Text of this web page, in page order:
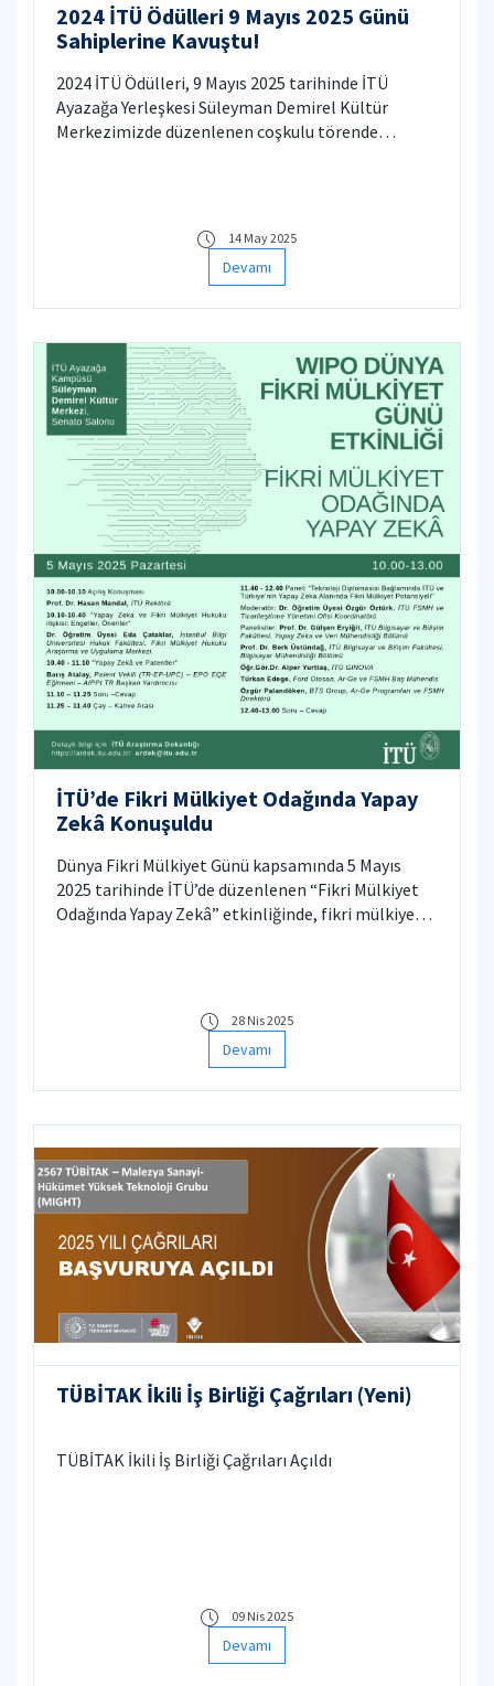
2024 İTÜ Ödülleri 9 Mayıs 2025 Günü
Sahiplerine Kavuştu!
2024 İTÜ Ödülleri, 9 Mayıs 2025 tarihinde İTÜ
Ayazağa Yerleşkesi Süleyman Demirel Kültür
Merkezimizde düzenlenen coşkulu törende
14 May 2025
Devamı
İTÜ’de Fikri Mülkiyet Odağında Yapay
Zekâ Konuşuldu
Dünya Fikri Mülkiyet Günü kapsamında 5 Mayıs
2025 tarihinde İTÜ’de düzenlenen “Fikri Mülkiyet
Odağında Yapay Zekâ” etkinliğinde, fikri mülkiyet
28 Nis 2025
Devamı
TÜBİTAK İkili İş Birliği Çağrıları (Yeni)
TÜBİTAK İkili İş Birliği Çağrıları Açıldı
09 Nis 2025
Devamı